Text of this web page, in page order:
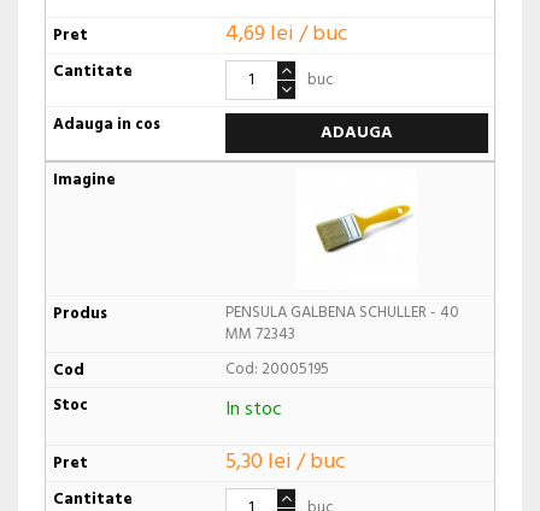
4,69 lei / buc
buc
ADAUGA
PENSULA GALBENA SCHULLER - 40
MM 72343
Cod: 20005195
In stoc
5,30 lei / buc